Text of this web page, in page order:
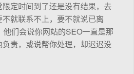
定时间到了还是没有结果，去
就联系不上，要不就说已离
们会说你网站的SEO一直是那
责，或说帮你处理，却迟迟没